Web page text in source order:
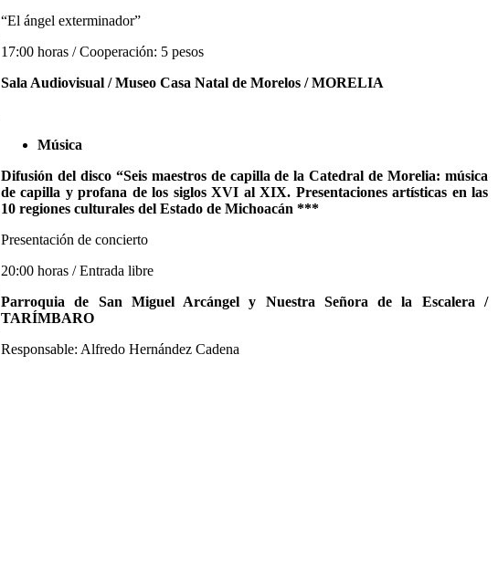
“El ángel exterminador”
17:00 horas / Cooperación: 5 pesos
Sala Audiovisual / Museo Casa Natal de Morelos / MORELIA
Música
Difusión del disco “Seis maestros de capilla de la Catedral de Morelia: música
de capilla y profana de los siglos XVI al XIX. Presentaciones artísticas en las
10 regiones culturales del Estado de Michoacán ***
Presentación de concierto
20:00 horas / Entrada libre
Parroquia de San Miguel Arcángel y Nuestra Señora de la Escalera /
TARÍMBARO
Responsable: Alfredo Hernández Cadena